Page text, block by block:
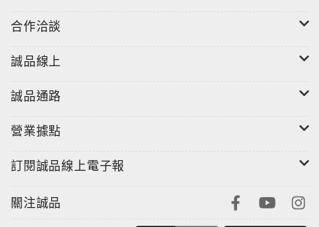
合作洽談
誠品線上
誠品通路
營業據點
訂閱誠品線上電子報
關注誠品